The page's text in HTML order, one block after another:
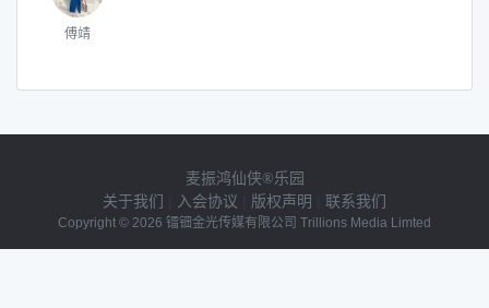
傅靖
麦振鸿仙侠®乐园
关于我们 入会协议 版权声明 联系我们
Copyright © 2026 镭钿金光传媒有限公司 Trillions Media Limted